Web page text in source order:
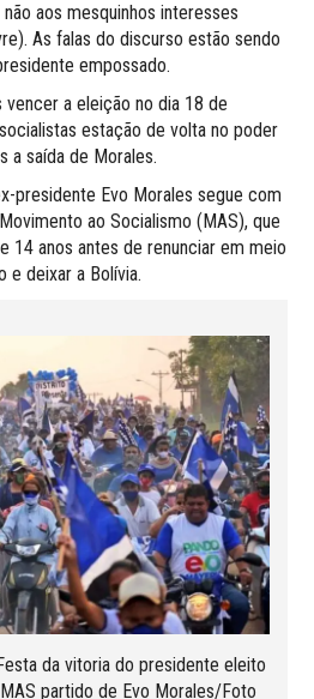
aos mesquinhos interesses
As falas do discurso estão sendo
empossado.
a eleição no dia 18 de
estação de volta no poder
a saída de Morales.
presidente Evo Morales segue com
ao Socialismo (MAS), que
14 anos antes de renunciar em meio
e deixar a Bolívia.
da vitoria do presidente eleito
partido de Evo Morales/Foto